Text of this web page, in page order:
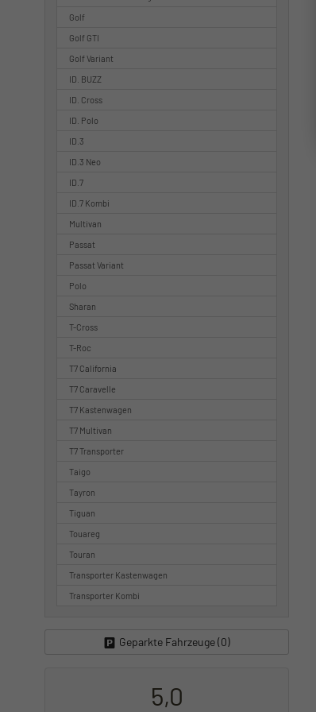
Golf
Golf GTI
Golf Variant
ID. BUZZ
ID. Cross
ID. Polo
ID.3
ID.3 Neo
ID.7
ID.7 Kombi
Multivan
Passat
Passat Variant
Polo
Sharan
T-Cross
T-Roc
T7 California
T7 Caravelle
T7 Kastenwagen
T7 Multivan
T7 Transporter
Taigo
Tayron
Tiguan
Touareg
Touran
Transporter Kastenwagen
Transporter Kombi
Geparkte Fahrzeuge (0)
5,0